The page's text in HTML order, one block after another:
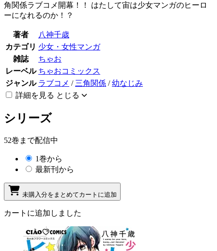
角関係ラブコメ開幕！！ はたして宙は少女マンガのヒーロ
ーになれるのか！？
著者
八神千歳
カテゴリ 少女・女性マンガ
雑誌
ちゃお
レーベル ちゃおコミックス
ジャンル ラブコメ / 三角関係 /幼なじみ
詳細を見る とじる
シリーズ
52巻まで配信中
1巻から
最新刊から
未購入分をまとめてカートに追加
カートに追加しました